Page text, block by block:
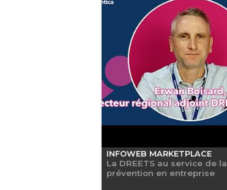
INFOWEB MARKETPLACE
La DREETS au service de la
prévention en entreprise